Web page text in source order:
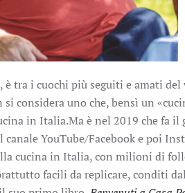
è tra i cuochi più seguiti e amati
si considera uno che, bensì un
in Italia.Ma è nel 2019 che fa il
canale YouTube/Facebook e poi
cucina in Italia, con milioni di
facili da replicare, conditi